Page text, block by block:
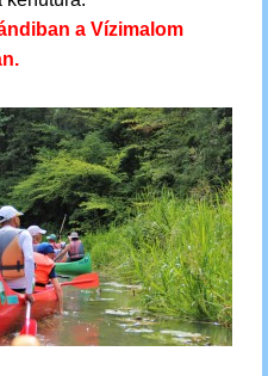
a Vízimalom